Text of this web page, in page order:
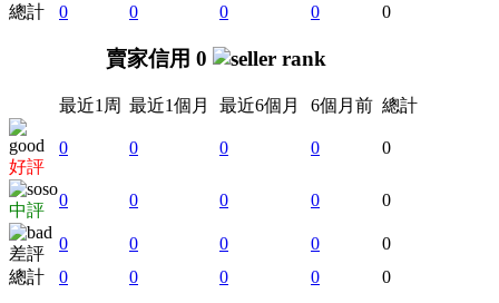
總計
0 0 0 0 0
賣家信用 0
最近1周 最近1個月 最近6個月 6個月前 總計
好評
0 0 0 0 0
中評
0 0 0 0 0
差評
0 0 0 0
0
總計
0 0 0 0 0